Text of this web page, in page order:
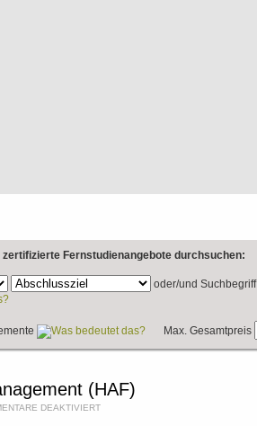
Fernstudienangebote durchsuchen:
oder/und Suchbegriff
Max. Gesamtpreis
(HAF)
DEAKTIVIERT